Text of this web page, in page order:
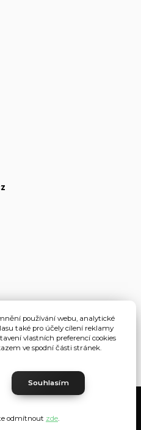
Eshop-rychle.cz
používání webu, analytické
také pro účely cílení reklamy
vlastních preferencí cookies
ve spodní části stránek.
Souhlasím
odmítnout zde.